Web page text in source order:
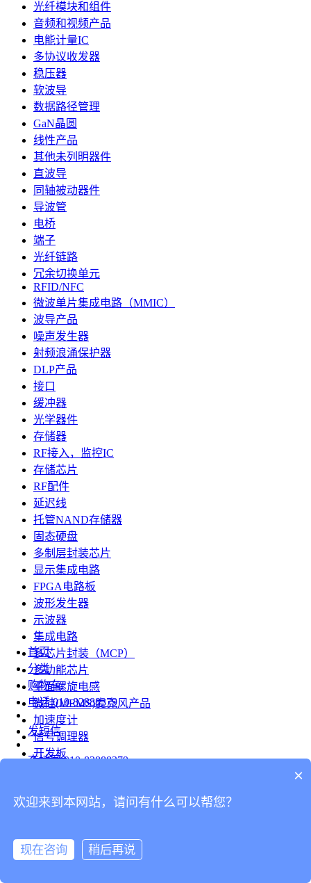
光纤模块和组件
音频和视频产品
电能计量IC
多协议收发器
稳压器
软波导
数据路径管理
GaN晶圆
线性产品
其他未列明器件
直波导
同轴被动器件
导波管
电桥
端子
光纤链路
冗余切换单元
RFID/NFC
微波单片集成电路（MMIC）
波导产品
噪声发生器
射频浪涌保护器
DLP产品
接口
缓冲器
光学器件
存储器
RF接入，监控IC
存储芯片
RF配件
延迟线
托管NAND存储器
固态硬盘
多制层封装芯片
显示集成电路
FPGA电路板
波形发生器
示波器
集成电路
多芯片封装（MCP）
多功能芯片
平面螺旋电感
微硅(MEMS)麦克风产品
加速度计
信号调理器
开发板
台式仪表
连接器
首页
分类
购物车
电话 010-82888379
发短信
查地图 010-82888379
分享
×
欢迎来到本网站，请问有什么可以帮您？
现在咨询 稍后再说